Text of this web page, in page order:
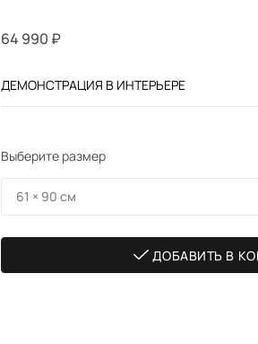
64 990 ₽
ДЕМОНСТРАЦИЯ В ИНТЕРЬЕРЕ
Выберите размер
61 × 90 см
ДОБАВИТЬ В